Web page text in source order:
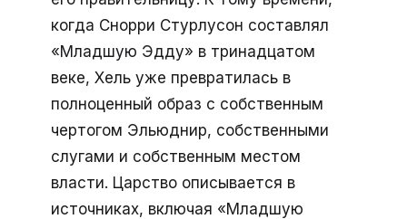
когда Снорри Стурлусон составлял
«Младшую Эдду» в тринадцатом
веке, Хель уже превратилась в
полноценный образ с собственным
чертогом Эльюднир, собственными
слугами и собственным местом
власти. Царство описывается в
источниках, включая «Младшую